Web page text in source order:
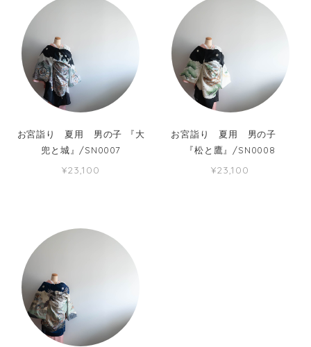
お宮詣り 夏用 男の子 『大
兜と城』/SN0007
¥23,100
お宮詣り 夏用 男の子
『松と鷹』/SN0008
¥23,100